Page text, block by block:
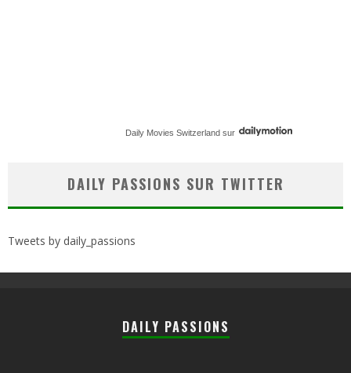
Daily Movies Switzerland sur
DAILY PASSIONS SUR TWITTER
Tweets by daily_passions
DAILY PASSIONS